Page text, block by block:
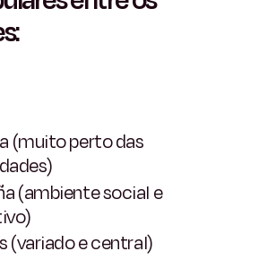
(muito perto das
(ambiente social e
(variado e central)